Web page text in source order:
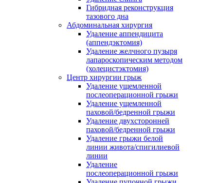
Гибридная реконструкция
тазового дна
Абдоминальная хирургия
Удаление аппендицита
(аппендэктомия)
Удаление желчного пузыря
лапароскопическим методом
(холецистэктомия)
Центр хирургии грыж
Удаление ущемленной
послеоперационной грыжи
Удаление ущемленной
паховой/бедренной грыжи
Удаление двухсторонней
паховой/бедренной грыжи
Удаление грыжи белой
линии живота/спигилиевой
линии
Удаление
послеоперационной грыжи